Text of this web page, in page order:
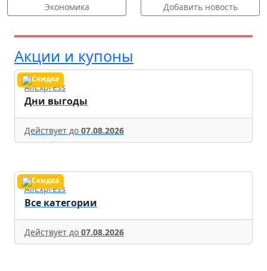
Экономика Добавить новость
Акции и купоны
AliExpress
Дни выгоды
Действует до 07.08.2026
AliExpress
Все категории
Действует до 07.08.2026